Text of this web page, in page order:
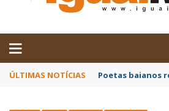
ÚLTIMAS NOTÍCIAS Poetas baianos